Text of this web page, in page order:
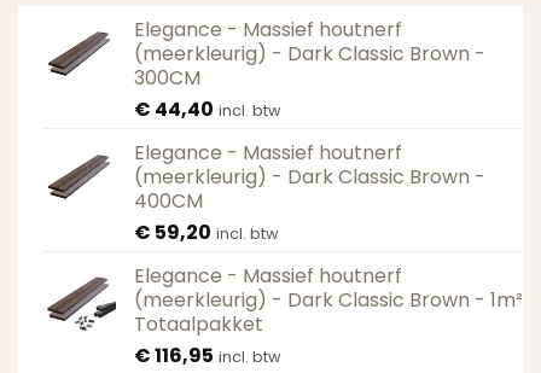
Elegance - Massief houtnerf
(meerkleurig) - Dark Classic Brown -
300CM
€ 44,40 incl. btw
Elegance - Massief houtnerf
(meerkleurig) - Dark Classic Brown -
400CM
€ 59,20 incl. btw
Elegance - Massief houtnerf
(meerkleurig) - Dark Classic Brown - 1m²
Totaalpakket
€116,95 incl. btw